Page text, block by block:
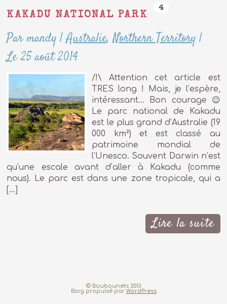
KAKADU NATIONAL PARK
4
Par mandy |Australie,Northern Territory|
Le 25 août 2014
/!\ Attention cet article est
TRES long ! Mais, je l’espère,
intéressant… Bon courage 😉
Le parc national de Kakadu
est le plus grand d’Australie (19
000 km²) et est classé au
patrimoine mondial de
l’Unesco. Souvent Darwin n’est
qu’une escale avant d’aller à Kakadu (comme
nous). Le parc est dans une zone tropicale, qui a
[…]
Lire la suite
© Boubounets 2013
Blog propulsé par WordPress